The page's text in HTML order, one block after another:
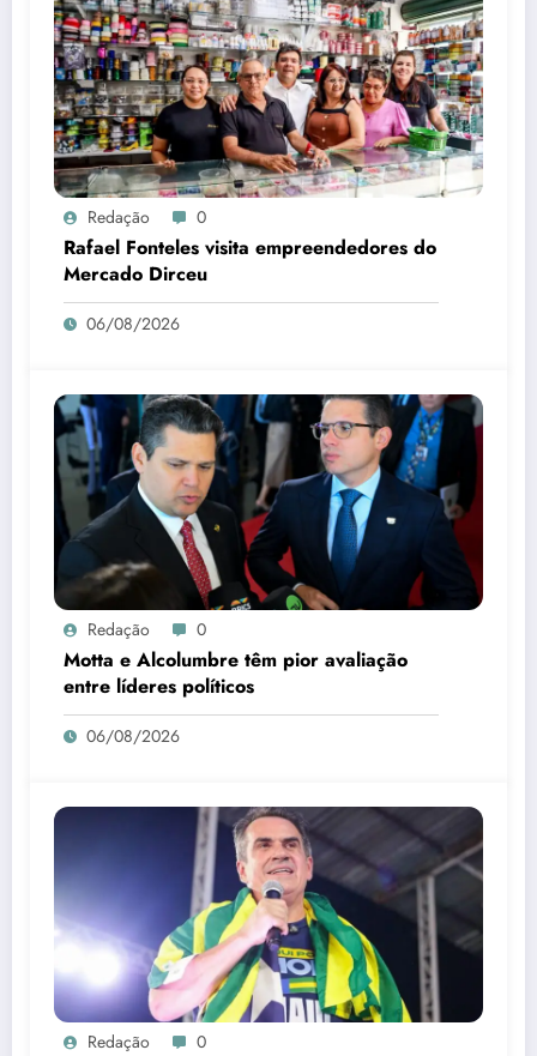
Redação 0
Rafael Fonteles visita empreendedores do
Mercado Dirceu
06/08/2026
Redação 0
Motta e Alcolumbre têm pior avaliação
entre líderes políticos
06/08/2026
Redação 0